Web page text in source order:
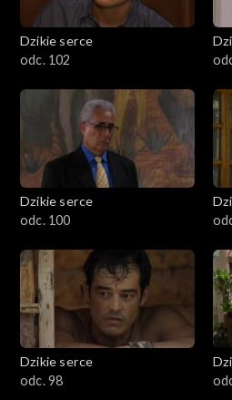
Dzikie serce
odc. 102
Dzikie serce
odc. 100
Dzikie serce
odc. 98